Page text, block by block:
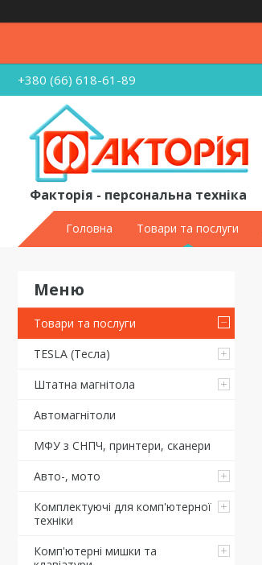
+380 (66) 618-61-89
Факторія - персональна техніка
Головна Товари та послуги
Товари та послуги
TESLA (Тесла)
Штатна магнітола
Автомагнітоли
МФУ з СНПЧ, принтери, сканери
Авто-, мото
Комплектуючі для комп'ютерної
техніки
Комп'ютерні мишки та